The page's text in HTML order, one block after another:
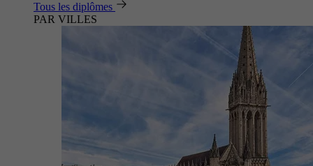
Tous les diplômes
PAR VILLES